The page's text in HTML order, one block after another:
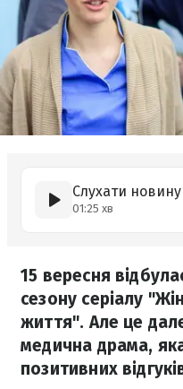
Слухати новину
01:25 хв
15 вересня
сезону серіалу
життя". Але це
медична драма,
позитивних